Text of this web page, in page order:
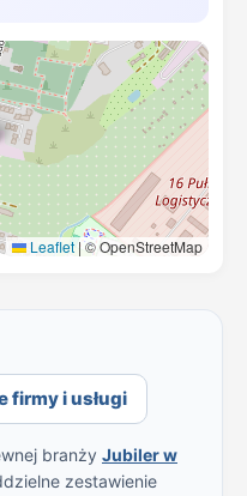
Leaflet |© OpenStreetMap
firmy i usługi
branży Jubiler w
zestawienie